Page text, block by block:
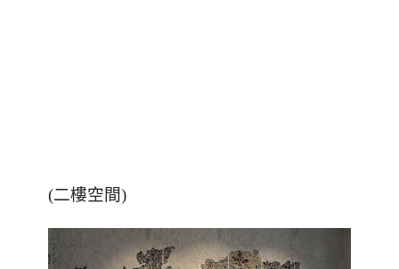
(二樓空間)